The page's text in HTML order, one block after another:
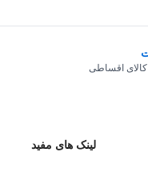
اقساطی
لینک های مفید